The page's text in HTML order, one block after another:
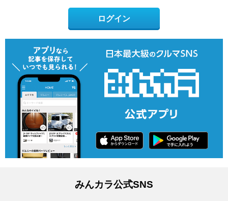
ログイン
みんカラ公式SNS